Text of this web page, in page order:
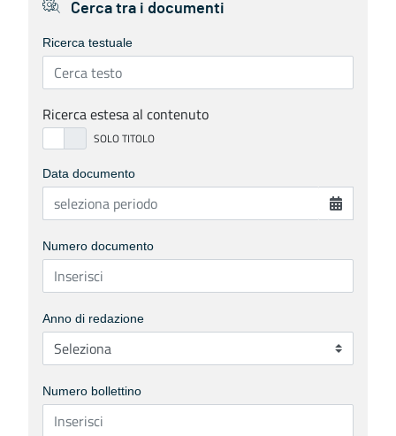
Cerca tra i documenti
Ricerca testuale
Ricerca estesa al contenuto
Data documento
Numero documento
Anno di redazione
Numero bollettino